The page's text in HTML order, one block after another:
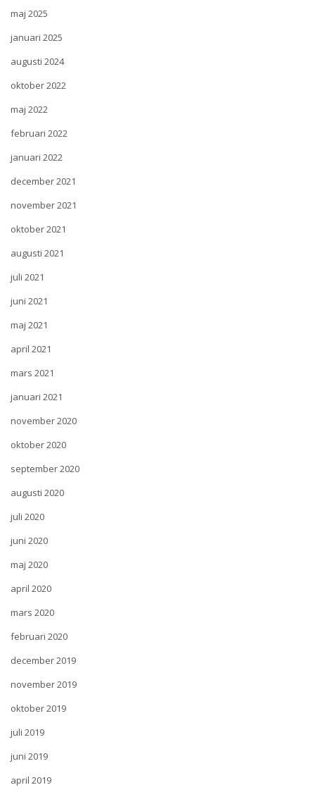
maj 2025
januari 2025
augusti 2024
oktober 2022
maj 2022
februari 2022
januari 2022
december 2021
november 2021
oktober 2021
augusti 2021
juli 2021
juni 2021
maj 2021
april 2021
mars 2021
januari 2021
november 2020
oktober 2020
september 2020
augusti 2020
juli 2020
juni 2020
maj 2020
april 2020
mars 2020
februari 2020
december 2019
november 2019
oktober 2019
juli 2019
juni 2019
april 2019